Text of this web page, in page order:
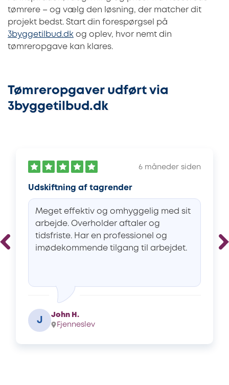
tømrere – og vælg den løsning, der matcher dit
projekt bedst. Start din forespørgsel på
3byggetilbud.dk og oplev, hvor nemt din
tømreropgave kan klares.
Tømreropgaver udført via
3byggetilbud.dk
6 måneder siden
Udskiftning af tagrender
Meget effektiv og omhyggelig med sit
arbejde. Overholder aftaler og
tidsfriste. Har en professionel og
imødekommende tilgang til arbejdet.
J
John H.
Fjenneslev